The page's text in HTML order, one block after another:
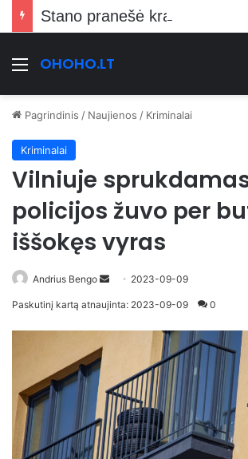
Stano pranešė kraupią žinią
Meniu
OHOHO.LT
Pagrindinis / Naujienos / Kriminalai
Kriminalai
Vilniuje
policijos žuvo per
iššokęs vyras
Andrius Bengo
Send 2023-09-09
Paskutinį kartą atnaujinta: 2023-09-09 0